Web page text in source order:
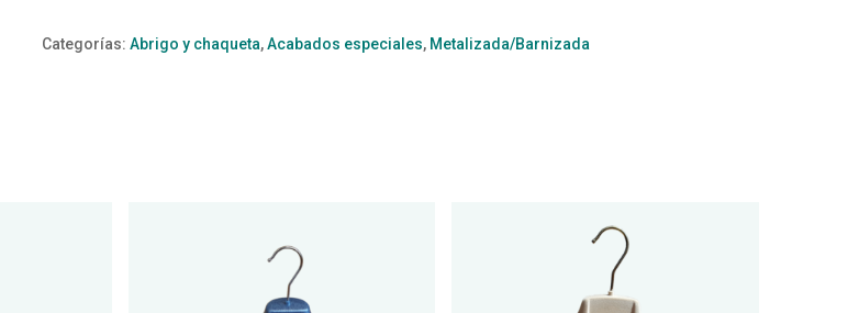
Categorías: Abrigo y chaqueta,Acabados especiales, Metalizada/Barnizada